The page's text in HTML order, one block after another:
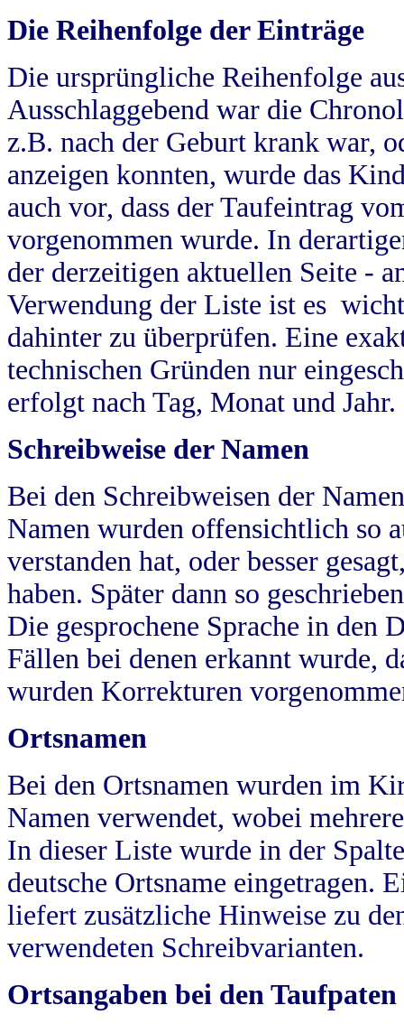
Die Reihenfolge der Einträge
Die ursprüngliche Reihenfolge
Ausschlaggebend war die
z.B. nach der Geburt krank war,
anzeigen konnten, wurde das
auch vor, dass der Taufeintrag
vorgenommen wurde. In
der derzeitigen aktuellen Seite -
Verwendung der Liste ist es
dahinter zu überprüfen. Eine
technischen Gründen nur
erfolgt nach Tag, Monat und Jahr.
Schreibweise der Namen
Bei den Schreibweisen der
Namen wurden offensichtlich so
verstanden hat, oder besser
haben. Später dann so
Die gesprochene Sprache in
Fällen bei denen erkannt wurde,
wurden Korrekturen
Ortsnamen
Bei den Ortsnamen wurden im
Namen verwendet, wobei
In dieser Liste wurde in der
deutsche Ortsname eingetragen.
liefert zusätzliche Hinweise zu
verwendeten Schreibvarianten.
Ortsangaben bei den Taufpaten